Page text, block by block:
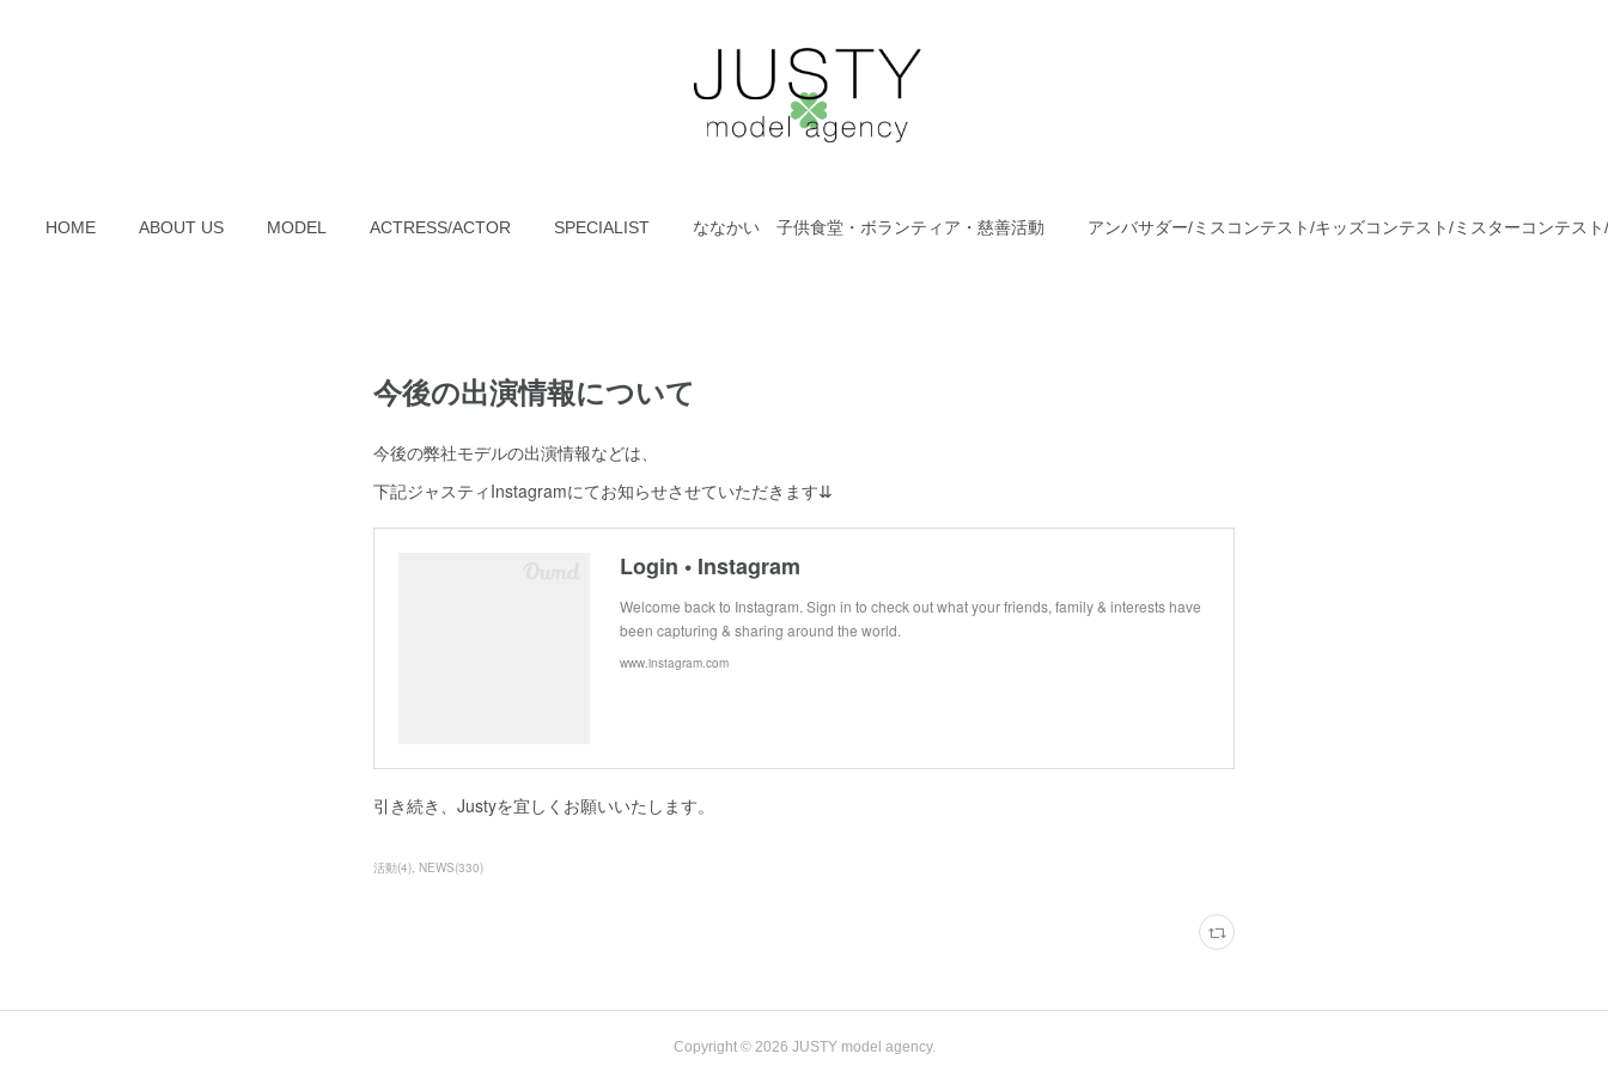
HOME ABOUT US MODEL ACTRESS/ACTOR SPECIALIST ななかい 子供食堂・ボランティア・慈善活動 アンバサダー/ミスコンテスト/キッズコンテスト/ミスターコンテス
今後の出演情報について
今後の弊社モデルの出演情報などは、
下記ジャスティInstagramにてお知らせさせていただきます⇊
Login • Instagram
Welcome back to Instagram. Sign in to check out what your friends, family & interests have
been capturing & sharing around the world.
www.instagram.com
引き続き、Justyを宜しくお願いいたします。
活動(4) NEWS(330)
Copyright © 2026 JUSTY model agency.